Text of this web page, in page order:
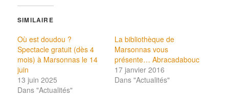
SIMILAIRE
Où est doudou ?
Spectacle gratuit (dès 4
mois) à Marsonnas le 14
juin
13 juin 2025
Dans "Actualités"
La bibliothèque de
Marsonnas vous
présente… Abracadabouc
17 janvier 2016
Dans "Actualités"